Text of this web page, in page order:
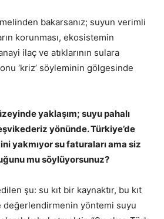
bakarsanız; suyun verimli
korunması, ekosistemin
ilaç ve atıklarının sulara
‘kriz’ söyleminin gölgesinde
yaklaşım; suyu pahalı
yönünde. Türkiye’de
yakmıyor su faturaları ama siz
mu söylüyorsunuz?
şu: su kıt bir kaynaktır, bu kıt
değerlendirmenin yöntemi suyu